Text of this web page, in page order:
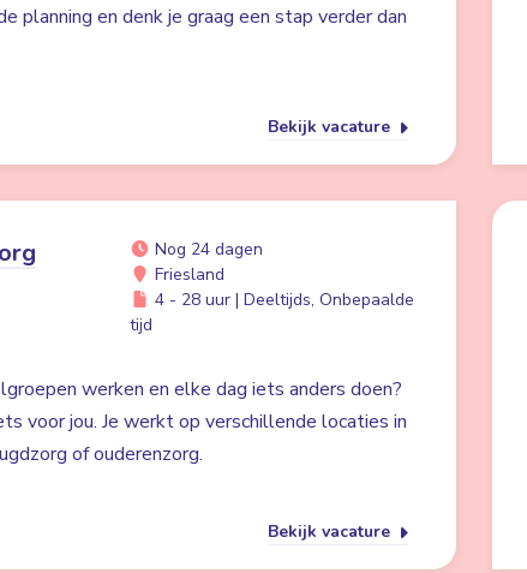
planning en denk je graag een stap verder dan
Bekijk vacature
Nog 24 dagen
Friesland
4 - 28 uur | Deeltijds, Onbepaalde
tijd
werken en elke dag iets anders doen?
voor jou. Je werkt op verschillende locaties in
of ouderenzorg.
Bekijk vacature